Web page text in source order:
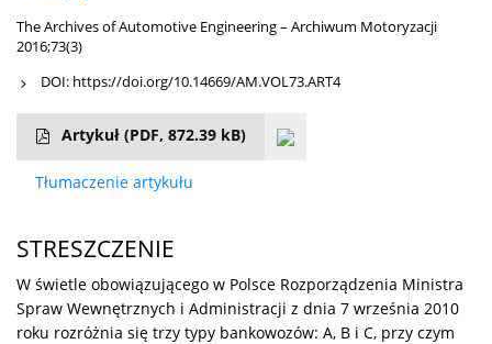
The Archives of Automotive Engineering – Archiwum Motoryzacji
2016;73(3)
DOI: https://doi.org/10.14669/AM.VOL73.ART4
Artykuł (PDF, 872.39 kB)
Tłumaczenie artykułu
STRESZCZENIE
W świetle obowiązującego w Polsce Rozporządzenia Ministra
Spraw Wewnętrznych i Administracji z dnia 7 września 2010
roku rozróżnia się trzy typy bankowozów: A, B i C, przy czym